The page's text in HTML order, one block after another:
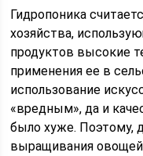
Гидропоника
хозяйства,
продуктов высокие
применения ее в
использование
«вредным», да и
было хуже. Поэтому,
выращивания овощей